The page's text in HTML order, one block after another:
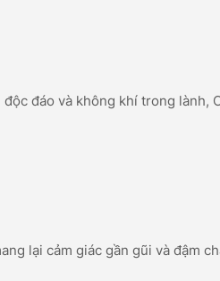
đáo và không khí trong lành,
lại cảm giác gần gũi và đậm